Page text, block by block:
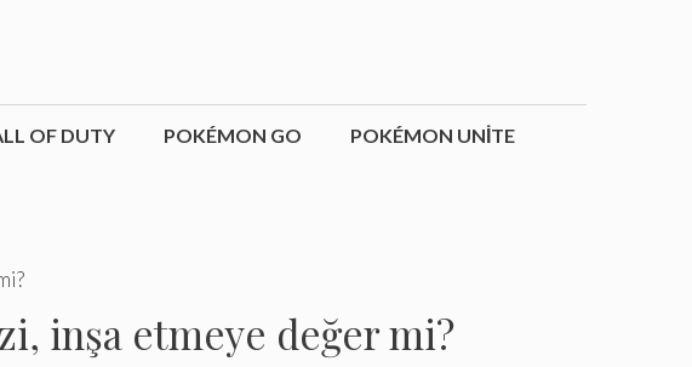
OF DUTY POKÉMON GO POKÉMON UNITE
inşa etmeye değer mi?